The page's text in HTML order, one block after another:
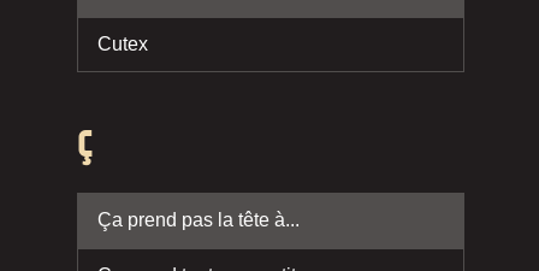
Cutex
Ç
Ça prend pas la tête à...